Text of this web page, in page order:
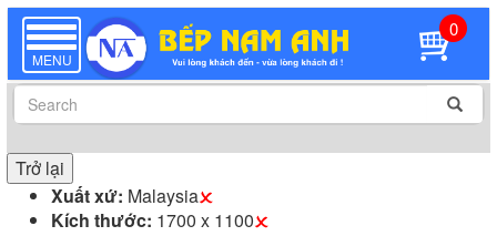
TOGGLE
NAVIGATION
MENU
0
Trở lại
Xuất xứ: Malaysia
Kích thước: 1700 x 1100